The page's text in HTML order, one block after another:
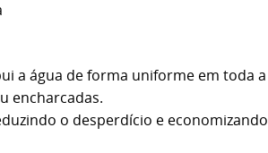
a água de forma uniforme em toda a
encharcadas.
o desperdício e economizando